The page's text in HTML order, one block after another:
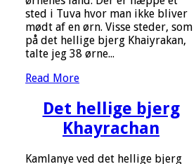
sted i Tuva hvor man ikke bliver
mødt af en ørn. Visse steder, som
på det hellige bjerg Khaiyrakan,
talte jeg 38 ørne...
Read More
Det hellige bjerg
Khayrachan
Kamlanye ved det hellige bjerg